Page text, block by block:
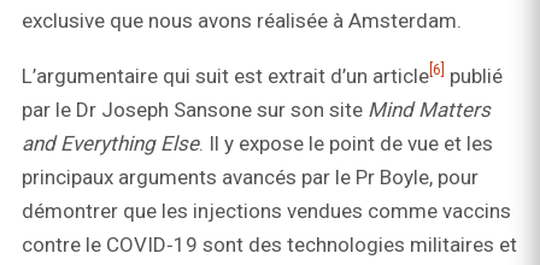
exclusive que nous avons réalisée à Amsterdam.
L’argumentaire qui suit est extrait d’un article [6]
publié
par le Dr Joseph Sansone sur son site Mind Matters
and Everything Else. Il y expose le point de vue et les
principaux arguments avancés par le Pr Boyle, pour
démontrer que les injections vendues comme vaccins
contre le COVID‑19 sont des technologies militaires et